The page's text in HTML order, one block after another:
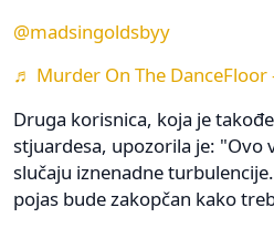
@madsingoldsbyy
♬ Murder On The DanceFloor
Druga korisnica, koja je
stjuardesa, upozorila je: "Ovo
slučaju iznenadne
pojas bude zakopčan kako